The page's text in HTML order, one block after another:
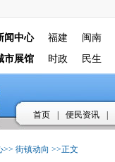
闻中心 福建 闽南
市展馆
时政 民生
首页 便民资讯
>> 街镇动向 >>正文